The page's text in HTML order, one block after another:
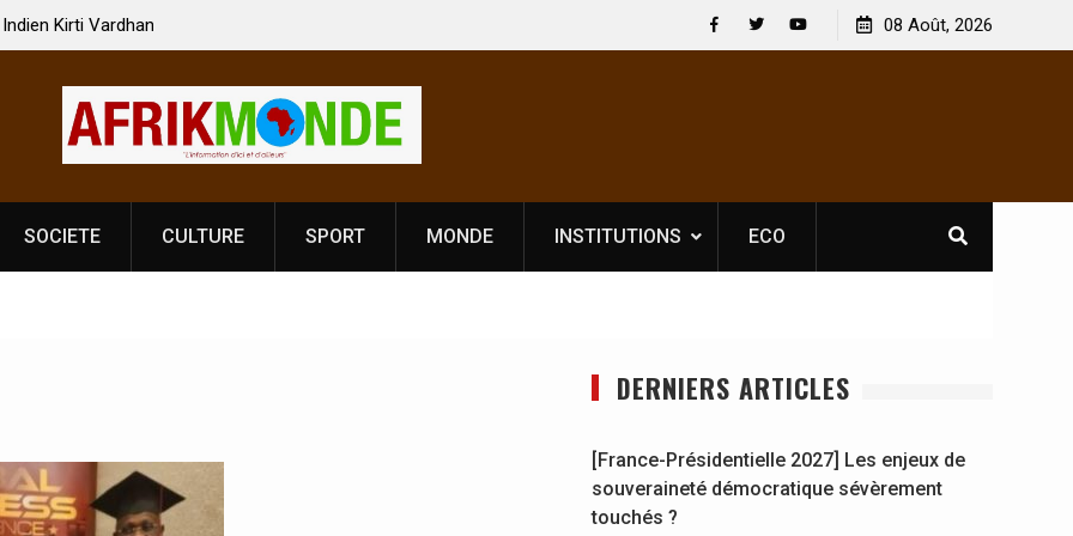
Singh à
de
Côte d’Ivoire, l’opérateur culturel Soldat Jahboy se
prononce
[France-Présidentielle 2027] Les enjeux de
souveraineté démocratique sévèrement touchés ?
08 Août, 2026
SOCIETE CULTURE SPORT MONDE INSTITUTIONS ECO
DERNIERS ARTICLES
[France-Présidentielle 2027] Les enjeux de
souveraineté démocratique sévèrement
touchés ?